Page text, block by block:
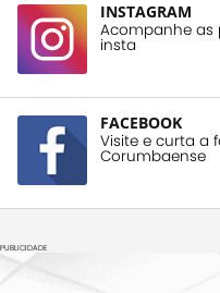
INSTAGRAM
Acompanhe as
insta
FACEBOOK
Visite e curta a
Corumbaense
PUBLICIDADE